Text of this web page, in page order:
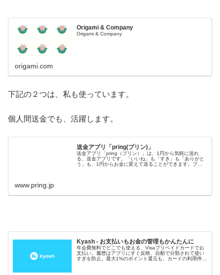
Origami & Company
Origami & Company
origami.com
下記の２つは、私も使っています。
個人間送金でも、活躍します。
送金アプリ「pring(プリン)」
送金アプリ「pring（プリン）」は、1円から気軽に送れ
る、送金アプリです。「いいね」も「すき」も「ありがと
う」も、1円からお金に変えて送ることができます。プリ
www.pring.jp
Kyash - お支払いもお金の管理もかんたんに
年会費無料でどこでも使える、Visaプリペイドカードでお
支払い。履歴はアプリにすぐ反映、自動で分類されて使い
すぎを防止。最大1%のポイント還元も。カードの利用停止